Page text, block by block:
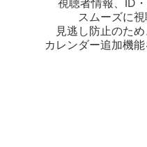
視聴者情報、ID
スムーズに視
見逃し防止のた
カレンダー追加機